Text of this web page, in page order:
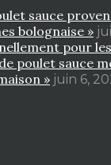
sauce
bolognaise »
pour
poulet sauce
» juin 6,